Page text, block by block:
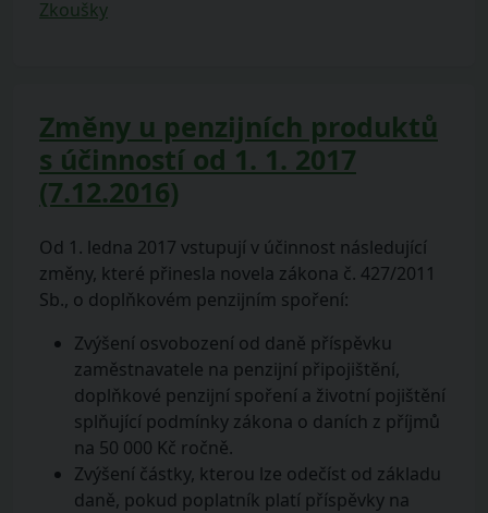
Zkoušky
Změny u penzijních produktů
s účinností od 1. 1. 2017
(7.12.2016)
Od 1. ledna 2017 vstupují v účinnost následující
změny, které přinesla novela zákona č. 427/2011
Sb., o doplňkovém penzijním spoření:
Zvýšení osvobození od daně příspěvku
zaměstnavatele na penzijní připojištění,
doplňkové penzijní spoření a životní pojištění
splňující podmínky zákona o daních z příjmů
na 50 000 Kč ročně.
Zvýšení částky, kterou lze odečíst od základu
daně, pokud poplatník platí příspěvky na